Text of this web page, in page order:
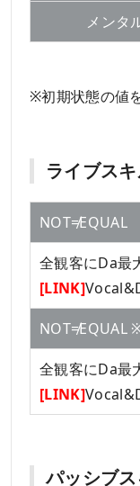
メンタ
※初期状態の値
ライブス
NOT≠EQUAL
全観客にDa最
[LINK]
NOT≠EQUAL
全観客にDa最
[LINK]
パッシブ